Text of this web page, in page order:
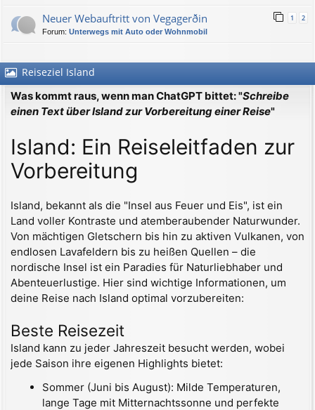
Neuer Webauftritt von Vegagerðin 1 2
Forum: Unterwegs mit Auto oder Wohnmobil
Reiseziel Island
Was kommt raus, wenn man ChatGPT bittet: "Schreibe
einen Text über Island zur Vorbereitung einer Reise"
Island: Ein Reiseleitfaden zur
Vorbereitung
Island, bekannt als die "Insel aus Feuer und Eis", ist ein
Land voller Kontraste und atemberaubender Naturwunder.
Von mächtigen Gletschern bis hin zu aktiven Vulkanen, von
endlosen Lavafeldern bis zu heißen Quellen – die
nordische Insel ist ein Paradies für Naturliebhaber und
Abenteuerlustige. Hier sind wichtige Informationen, um
deine Reise nach Island optimal vorzubereiten:
Beste Reisezeit
Island kann zu jeder Jahreszeit besucht werden, wobei
jede Saison ihre eigenen Highlights bietet:
Sommer (Juni bis August): Milde Temperaturen,
lange Tage mit Mitternachtssonne und perfekte